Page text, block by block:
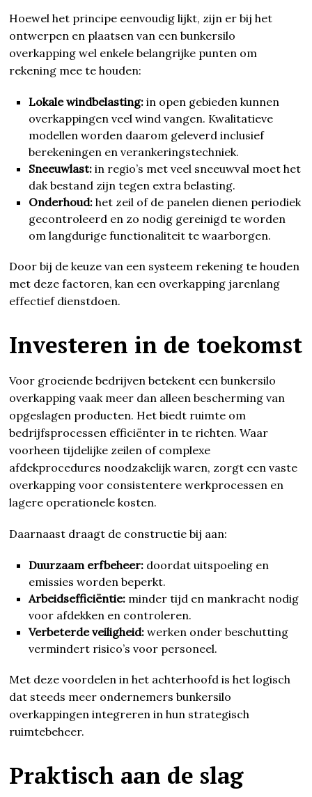
Hoewel het principe eenvoudig lijkt, zijn er bij het
ontwerpen en plaatsen van een bunkersilo
overkapping wel enkele belangrijke punten om
rekening mee te houden:
Lokale windbelasting: in open gebieden kunnen
overkappingen veel wind vangen. Kwalitatieve
modellen worden daarom geleverd inclusief
berekeningen en verankeringstechniek.
Sneeuwlast: in regio’s met veel sneeuwval moet het
dak bestand zijn tegen extra belasting.
Onderhoud: het zeil of de panelen dienen periodiek
gecontroleerd en zo nodig gereinigd te worden
om langdurige functionaliteit te waarborgen.
Door bij de keuze van een systeem rekening te houden
met deze factoren, kan een overkapping jarenlang
effectief dienstdoen.
Investeren in de toekomst
Voor groeiende bedrijven betekent een bunkersilo
overkapping vaak meer dan alleen bescherming van
opgeslagen producten. Het biedt ruimte om
bedrijfsprocessen efficiënter in te richten. Waar
voorheen tijdelijke zeilen of complexe
afdekprocedures noodzakelijk waren, zorgt een vaste
overkapping voor consistentere werkprocessen en
lagere operationele kosten.
Daarnaast draagt de constructie bij aan:
Duurzaam erfbeheer: doordat uitspoeling en
emissies worden beperkt.
Arbeidsefficiëntie: minder tijd en mankracht nodig
voor afdekken en controleren.
Verbeterde veiligheid: werken onder beschutting
vermindert risico’s voor personeel.
Met deze voordelen in het achterhoofd is het logisch
dat steeds meer ondernemers bunkersilo
overkappingen integreren in hun strategisch
ruimtebeheer.
Praktisch aan de slag